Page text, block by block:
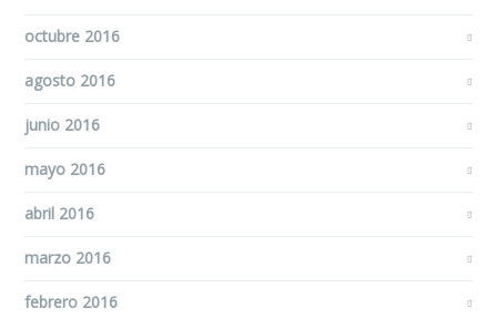
octubre 2016
agosto 2016
junio 2016
mayo 2016
abril 2016
marzo 2016
febrero 2016